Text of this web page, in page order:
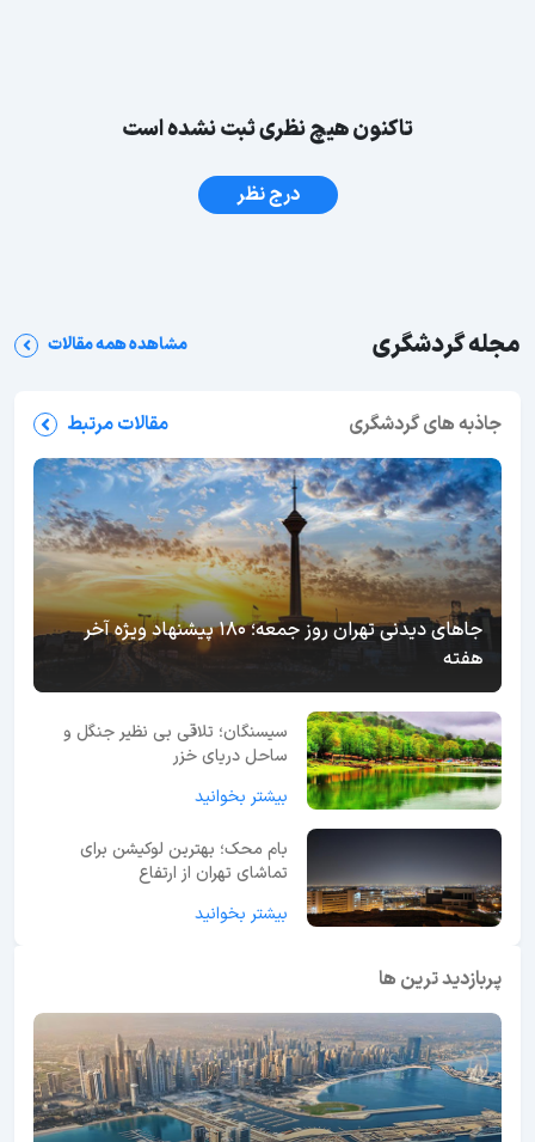
تاکنون هیچ نظری ثبت نشده است
درج نظر
مجله گردشگری مشاهده همه مقالات
جاذبه های گردشگری مقالات مرتبط
جاهای دیدنی تهران روز جمعه؛ 180 پیشنهاد ویژه آخر
هفته
سیسنگان؛ تلاقی بی نظیر جنگل و
ساحل دریای خزر
بیشتر بخوانید
بام محک؛ بهترین لوکیشن برای
تماشای تهران از ارتفاع
بیشتر بخوانید
پربازدید ترین ها